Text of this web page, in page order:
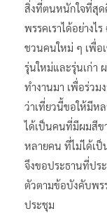
สิ่งที่ตนหนักใจที่สุด
พรรคเราได้อย่าง
ชวนคนใหม่ ๆ เพื่อ
รุ่นใหม่และรุ่นเก่า
ทำงานมา เพื่อร่วม
ว่าเที่ยวนี้ขอให้มีห
ได้เป็นคนที่มีผมสีข
หลายคน ที่ไม่ได้เ
จึงขอประธานที่ปร
ตัวตามข้อบังคับพร
ประชุม